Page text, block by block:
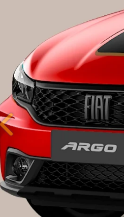
Anterior